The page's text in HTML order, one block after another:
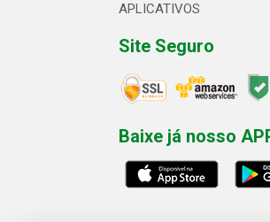
APLICATIVOS
Site Seguro
Baixe já nosso